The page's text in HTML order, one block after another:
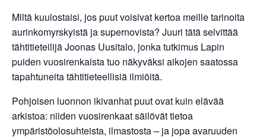
Miltä kuulostaisi, jos puut voisivat kertoa meille tarinoita
aurinkomyrskyistä ja supernovista? Juuri tätä selvittää
tähtitieteilijä Joonas Uusitalo, jonka tutkimus Lapin
puiden vuosirenkaista tuo näkyväksi aikojen saatossa
tapahtuneita tähtitieteellisiä ilmiöitä.
Pohjoisen luonnon ikivanhat puut ovat kuin elävää
arkistoa: niiden vuosirenkaat säilövät tietoa
ympäristöolosuhteista, ilmastosta – ja jopa avaruuden